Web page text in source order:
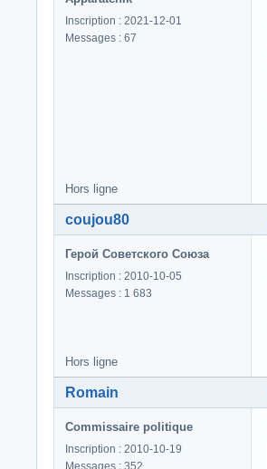
Inscription : 2021-12-01
Messages : 67
Hors ligne
coujou80
Герой Советского Союза
Inscription : 2010-10-05
Messages : 1 683
Hors ligne
Romain
Commissaire politique
Inscription : 2010-10-19
Messages : 352